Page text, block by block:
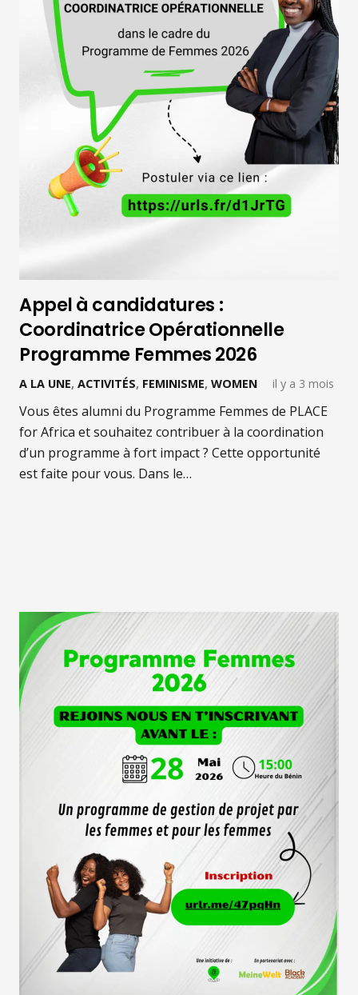
Appel à candidatures :
Coordinatrice Opérationnelle
Programme Femmes 2026
A LA UNE, ACTIVITÉS, FEMINISME, WOMEN il y a 3 mois
Vous êtes alumni du Programme Femmes de PLACE
for Africa et souhaitez contribuer à la coordination
d’un programme à fort impact ? Cette opportunité
est faite pour vous. Dans le…